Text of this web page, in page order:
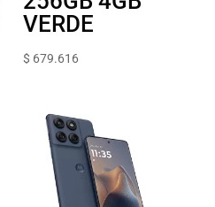
VERDE
$ 679.616